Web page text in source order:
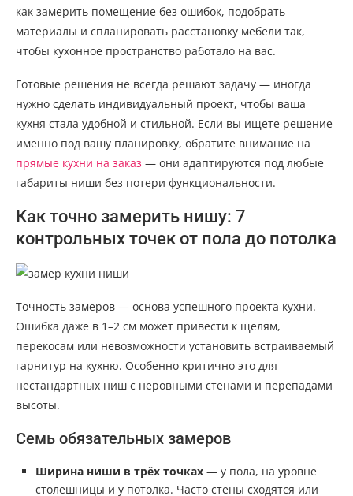
как замерить помещение без ошибок, подобрать
материалы и спланировать расстановку мебели так,
чтобы кухонное пространство работало на вас.
Готовые решения не всегда решают задачу — иногда
нужно сделать индивидуальный проект, чтобы ваша
кухня стала удобной и стильной. Если вы ищете решение
именно под вашу планировку, обратите внимание на
прямые кухни на заказ — они адаптируются под любые
габариты ниши без потери функциональности.
Как точно замерить нишу: 7
контрольных точек от пола до потолка
Точность замеров — основа успешного проекта кухни.
Ошибка даже в 1–2 см может привести к щелям,
перекосам или невозможности установить встраиваемый
гарнитур на кухню. Особенно критично это для
нестандартных ниш с неровными стенами и перепадами
высоты.
Семь обязательных замеров
Ширина ниши в трёх точках — у пола, на уровне
столешницы и у потолка. Часто стены сходятся или